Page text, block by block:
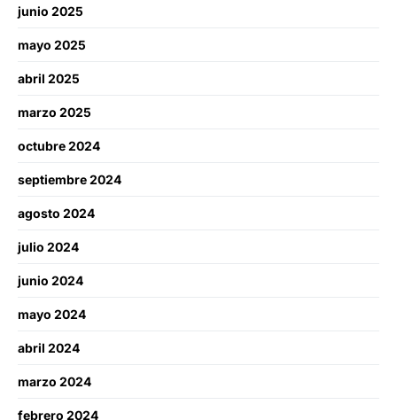
junio 2025
mayo 2025
abril 2025
marzo 2025
octubre 2024
septiembre 2024
agosto 2024
julio 2024
junio 2024
mayo 2024
abril 2024
marzo 2024
febrero 2024